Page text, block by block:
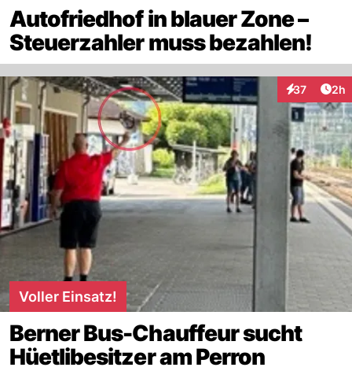
Autofriedhof in blauer Zone –
Steuerzahler muss bezahlen!
37
Interaktionen
2h
Voller Einsatz!
Berner Bus-Chauffeur sucht
Hüetlibesitzer am Perron